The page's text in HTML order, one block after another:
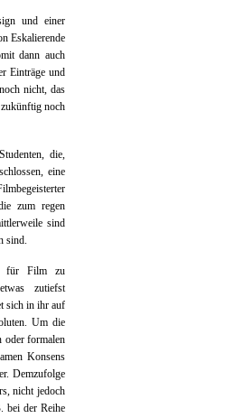
und einer
Eskalierende
dann auch
Einträge und
nicht, das
zukünftig noch
die,
eine
zum regen
sind
sind.
für Film zu
zutiefst
sich in ihr auf
Um die
oder formalen
Konsens
Demzufolge
nicht jedoch
bei der Reihe